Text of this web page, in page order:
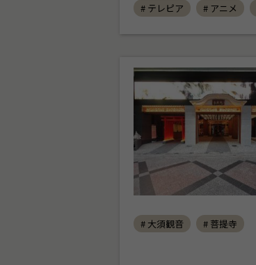
# テレピア # アニメ
# 大須観音 # 菩提寺